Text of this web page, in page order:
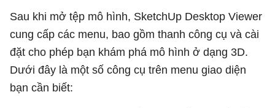
Sau khi mở tệp mô hình, SketchUp Desktop Viewer
cung cấp các menu, bao gồm thanh công cụ và cài
đặt cho phép bạn khám phá mô hình ở dạng 3D.
Dưới đây là một số công cụ trên menu giao diện
bạn cần biết: